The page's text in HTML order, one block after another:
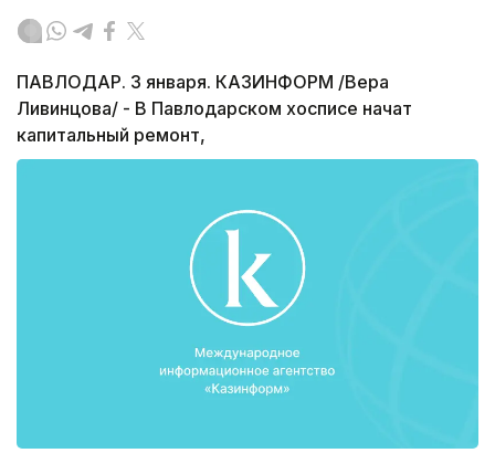
ПАВЛОДАР. 3 января. КАЗИНФОРМ /Вера
Ливинцова/ - В Павлодарском хосписе начат
капитальный ремонт,